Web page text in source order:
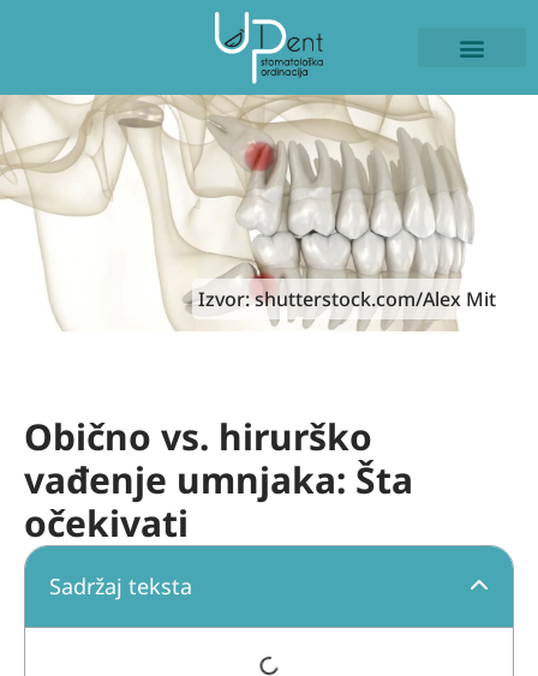
Izvor: shutterstock.com/Alex Mit
Obično vs. hirurško
vađenje umnjaka: Šta
očekivati
Sadržaj teksta